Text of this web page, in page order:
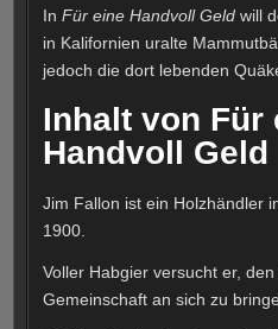
InFür eine Handvoll Geld will
in Kalifornien uralte
jedoch die dort lebenden
Inhalt von Für
Handvoll Geld
Jim Fallon ist ein Holzhändler
1900.
Voller Habgier versucht er,
Gemeinschaft an sich zu